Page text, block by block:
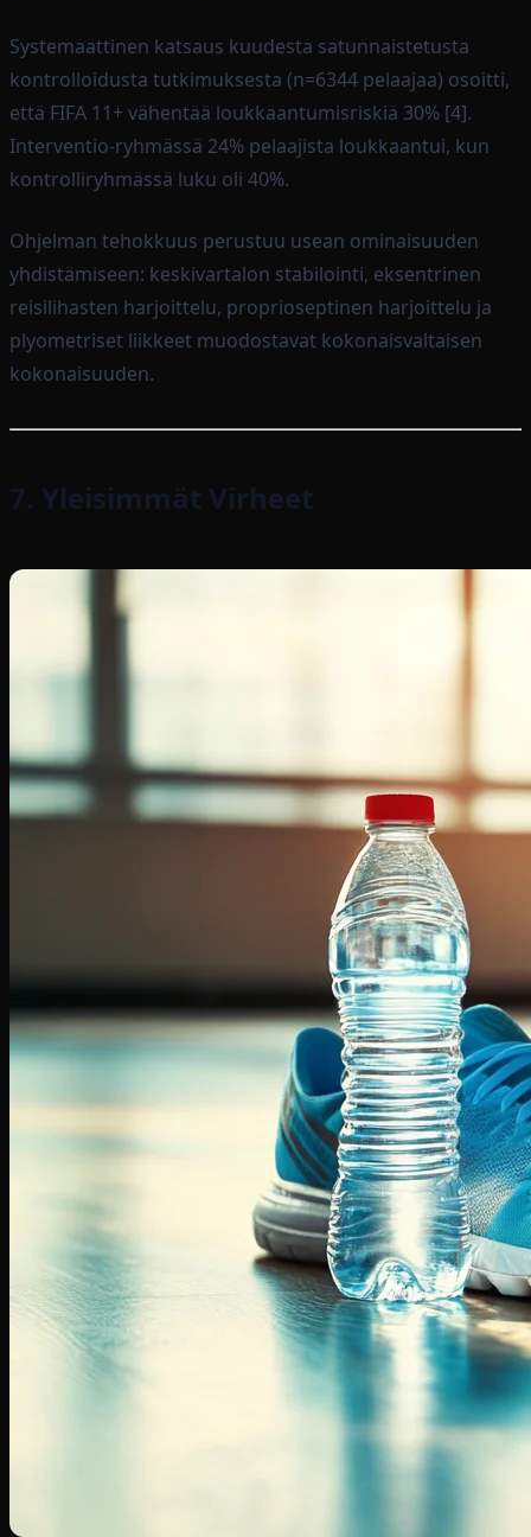
Systemaattinen katsaus kuudesta satunnaistetusta
kontrolloidusta tutkimuksesta (n=6344 pelaajaa) osoitti,
että FIFA 11+ vähentää loukkaantumisriskiä 30% [4].
Interventio-ryhmässä 24% pelaajista loukkaantui, kun
kontrolliryhmässä luku oli 40%.
Ohjelman tehokkuus perustuu usean ominaisuuden
yhdistämiseen: keskivartalon stabilointi, eksentrinen
reisilihasten harjoittelu, proprioseptinen harjoittelu ja
plyometriset liikkeet muodostavat kokonaisvaltaisen
kokonaisuuden.
7. Yleisimmät Virheet